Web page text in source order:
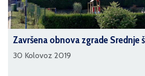
Završena obnova zgrade Srednje
30 Kolovoz 2019